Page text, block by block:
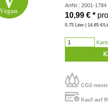
ArtNr.: 2001-1784
10,99 € *
0.75 Liter | 14,65 €/
CO2-
Kauf auf